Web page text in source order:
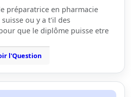
préparatrice en pharmacie
ou y a t'il des
que le diplôme puisse etre
l'Question